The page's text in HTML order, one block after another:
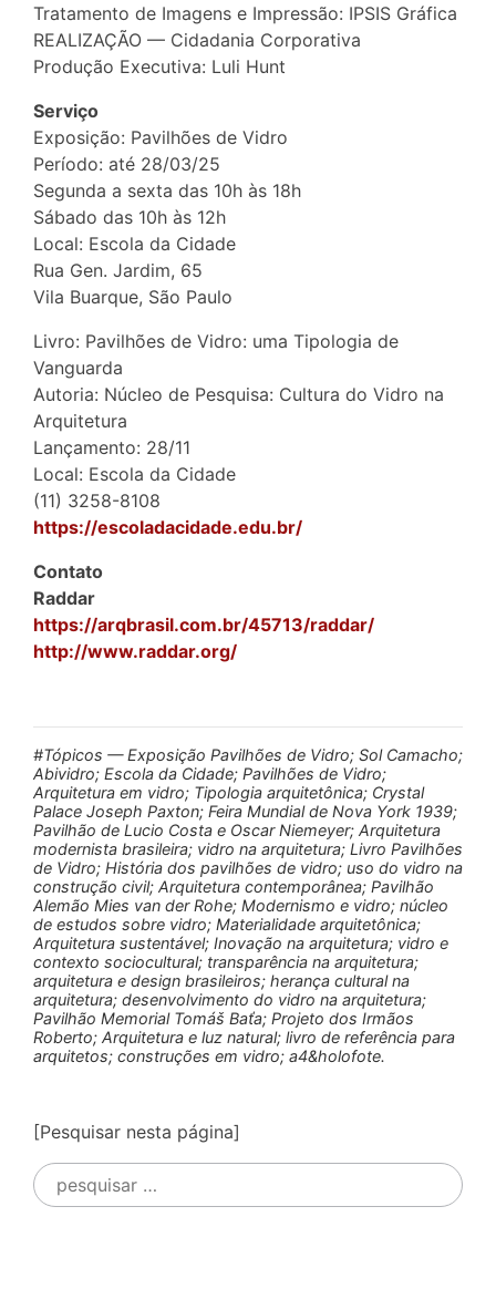
Tratamento de Imagens e Impressão: IPSIS Gráfica
REALIZAÇÃO — Cidadania Corporativa
Produção Executiva: Luli Hunt
Serviço
Exposição: Pavilhões de Vidro
Período: até 28/03/25
Segunda a sexta das 10h às 18h
Sábado das 10h às 12h
Local: Escola da Cidade
Rua Gen. Jardim, 65
Vila Buarque, São Paulo
Livro: Pavilhões de Vidro: uma Tipologia de
Vanguarda
Autoria: Núcleo de Pesquisa: Cultura do Vidro na
Arquitetura
Lançamento: 28/11
Local: Escola da Cidade
(11) 3258-8108
https://escoladacidade.edu.br/
Contato
Raddar
https://arqbrasil.com.br/45713/raddar/
http://www.raddar.org/
#Tópicos — Exposição Pavilhões de Vidro; Sol Camacho;
Abividro; Escola da Cidade; Pavilhões de Vidro;
Arquitetura em vidro; Tipologia arquitetônica; Crystal
Palace Joseph Paxton; Feira Mundial de Nova York 1939;
Pavilhão de Lucio Costa e Oscar Niemeyer; Arquitetura
modernista brasileira; vidro na arquitetura; Livro Pavilhões
de Vidro; História dos pavilhões de vidro; uso do vidro na
construção civil; Arquitetura contemporânea; Pavilhão
Alemão Mies van der Rohe; Modernismo e vidro; núcleo
de estudos sobre vidro; Materialidade arquitetônica;
Arquitetura sustentável; Inovação na arquitetura; vidro e
contexto sociocultural; transparência na arquitetura;
arquitetura e design brasileiros; herança cultural na
arquitetura; desenvolvimento do vidro na arquitetura;
Pavilhão Memorial Tomáš Baťa; Projeto dos Irmãos
Roberto; Arquitetura e luz natural; livro de referência para
arquitetos; construções em vidro; a4&holofote.
[Pesquisar nesta página]
Pesquisar
por: